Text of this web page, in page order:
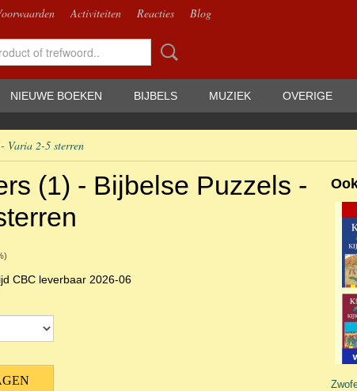
Activiteiten Reacties Blog
NIEUWE BOEKEN BIJBELS MUZIEK OVERIGE
Varia 2-5 sterren
(1) - Bijbelse Puzzels -
CBC leverbaar 2026-06